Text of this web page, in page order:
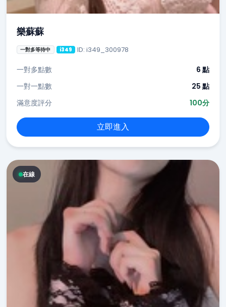
樂蘇蘇
一對多等待中 i349 ID: i349_300978
一對多點數
6 點
一對一點數
25 點
滿意度評分
100分
立即進入
在線